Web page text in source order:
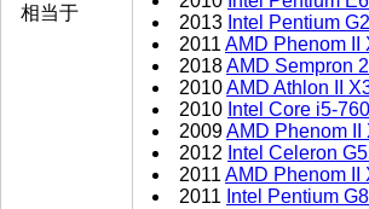
相当于
2013 Intel Pentium
2011AMD Phenom II
2018AMD Sempron
2010AMD Athlon II
2010 Intel Core i5-
2009AMD Phenom II
2012 Intel Celeron
2011AMD Phenom II
2011 Intel Pentium